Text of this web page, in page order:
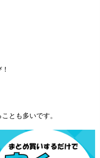
とも多いです。